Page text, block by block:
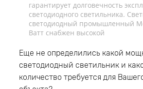
гарантирует долговечность
светодиодного светильника.
светодиодный промышленный
Ватт снабжен высокой
IP67, большим диапазоном
температур окружающей среды
-60°C и до +40°C, что даёт
эксплуатировать светодиодный
Еще не определились какой
светодиодный светильник и
количество требуется для